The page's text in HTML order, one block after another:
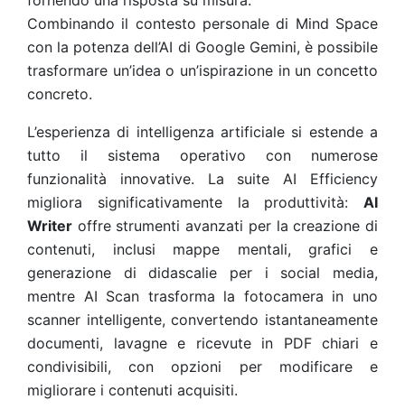
Combinando il contesto personale di Mind Space
con la potenza dell’AI di Google Gemini, è possibile
trasformare un’idea o un’ispirazione in un concetto
concreto.
L’esperienza di intelligenza artificiale si estende a
tutto il sistema operativo con numerose
funzionalità innovative. La suite AI Efficiency
migliora significativamente la produttività: AI
Writer offre strumenti avanzati per la creazione di
contenuti, inclusi mappe mentali, grafici e
generazione di didascalie per i social media,
mentre AI Scan trasforma la fotocamera in uno
scanner intelligente, convertendo istantaneamente
documenti, lavagne e ricevute in PDF chiari e
condivisibili, con opzioni per modificare e
migliorare i contenuti acquisiti.